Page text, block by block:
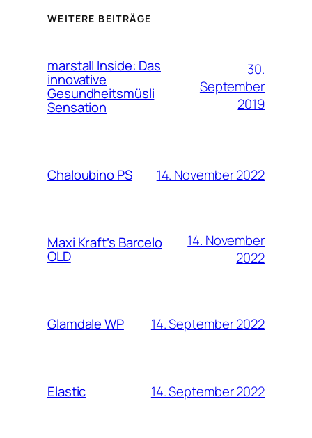
WEITERE BEITRÄGE
marstall Inside: Das
innovative
Gesundheitsmüsli
Sensation
30.
September
2019
Chaloubino PS 14. November 2022
Maxi Kraft’s Barcelo
OLD
14. November
2022
Glamdale WP 14. September 2022
Elastic 14. September 2022